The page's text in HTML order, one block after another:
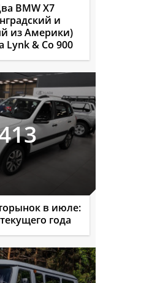
BMW X7
и
из Америки)
Lynk & Co 900
в июле:
года